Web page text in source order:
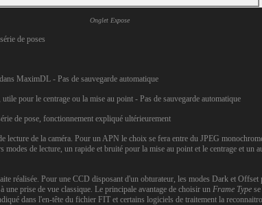
Onglet Expose
de poses
MaximDL - Pas de sauvegarde automatique
pour le centrage ou la mise au point - Pas de sauvegarde automatique
de pose, fonctionnement expliqué ultérieurement
lecture de la caméra. Pour un APN le choix se fera entre du JPEG
modes de lecture, un rapide et bruité pour la mise au point et le centrage et un
réalisée. Pour une CCD disposant d'un obturateur, les modes Dark et Offset
une prise de vue classique. Le principale avantage de choisir un Frame Type
dans l'en-tête du fichier FIT et certains logiciels de traitement la